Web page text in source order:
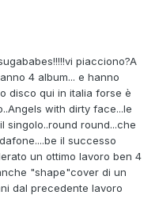
piacciono?A
4 album... e hanno
disco qui in italia forse è
with dirty face...le
singolo..round round...che
il successo
un ottimo lavoro ben 4
"shape"cover di un
dal precedente lavoro